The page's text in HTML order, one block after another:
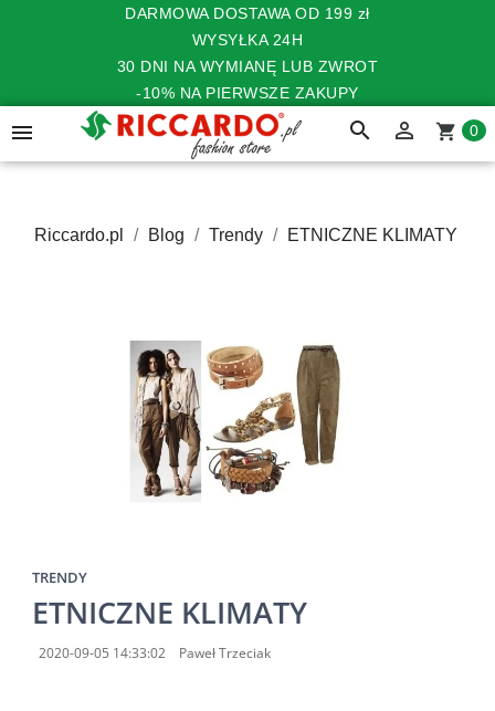
DARMOWA DOSTAWA OD 199 zł
WYSYŁKA 24H
30 DNI NA WYMIANĘ LUB ZWROT
-10% NA PIERWSZE ZAKUPY
 search  shopping_cart 0
Riccardo.pl Blog Trendy ETNICZNE KLIMATY
TRENDY
ETNICZNE KLIMATY
2020-09-05 14:33:02 Paweł Trzeciak